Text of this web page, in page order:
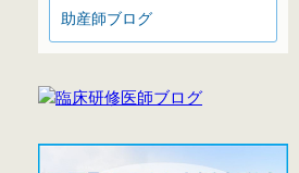
助産師ブログ